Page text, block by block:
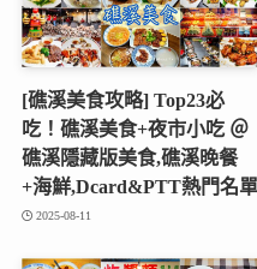
[礁溪美食攻略] Top23必
吃！礁溪美食+夜市小吃 ＠
礁溪隱藏版美食,礁溪晚餐
+海鮮,Dcard&PTT熱門名單
2025-08-11